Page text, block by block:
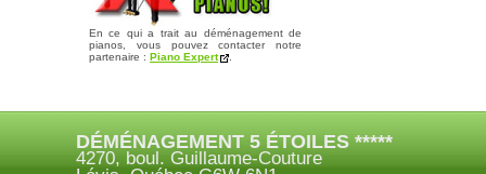
En ce qui a trait au déménagement de
pianos, vous pouvez contacter notre
partenaire : Piano Expert
DÉMÉNAGEMENT 5 ÉTOILES *****
4270, boul. Guillaume-Couture